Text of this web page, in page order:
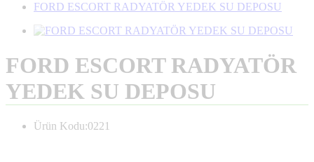
FORD ESCORT RADYATÖR YEDEK SU DEPOSU
FORD ESCORT RADYATÖR
YEDEK SU DEPOSU
Ürün Kodu:0221